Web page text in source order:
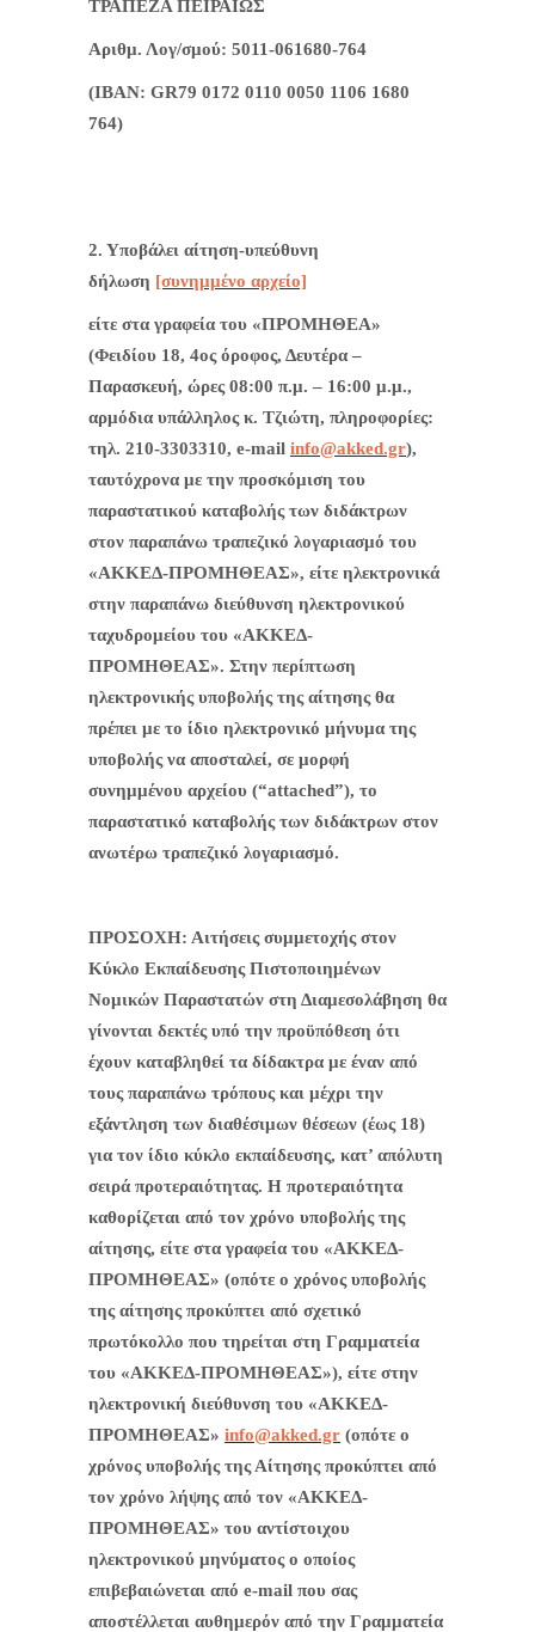
ΤΡΑΠΕΖΑ ΠΕΙΡΑΙΩΣ
Αριθμ. Λογ/σμού: 5011-061680-764
(ΙΒΑΝ: GR79 0172 0110 0050 1106 1680
764)
2. Υποβάλει αίτηση-υπεύθυνη
δήλωση [συνημμένο αρχείο]
είτε στα γραφεία του «ΠΡΟΜΗΘΕΑ»
(Φειδίου 18, 4ος όροφος, Δευτέρα –
Παρασκευή, ώρες 08:00 π.μ. – 16:00 μ.μ.,
αρμόδια υπάλληλος κ. Τζιώτη, πληροφορίες:
τηλ. 210-3303310, e-mail info@akked.gr),
ταυτόχρονα με την προσκόμιση του
παραστατικού καταβολής των διδάκτρων
στον παραπάνω τραπεζικό λογαριασμό του
«ΑΚΚΕΔ-ΠΡΟΜΗΘΕΑΣ», είτε ηλεκτρονικά
στην παραπάνω διεύθυνση ηλεκτρονικού
ταχυδρομείου του «ΑΚΚΕΔ-
ΠΡΟΜΗΘΕΑΣ». Στην περίπτωση
ηλεκτρονικής υποβολής της αίτησης θα
πρέπει με το ίδιο ηλεκτρονικό μήνυμα της
υποβολής να αποσταλεί, σε μορφή
συνημμένου αρχείου (“attached”), το
παραστατικό καταβολής των διδάκτρων στον
ανωτέρω τραπεζικό λογαριασμό.
ΠΡΟΣΟΧΗ: Αιτήσεις συμμετοχής στον
Κύκλο Εκπαίδευσης Πιστοποιημένων
Νομικών Παραστατών στη Διαμεσολάβηση θα
γίνονται δεκτές υπό την προϋπόθεση ότι
έχουν καταβληθεί τα δίδακτρα με έναν από
τους παραπάνω τρόπους και μέχρι την
εξάντληση των διαθέσιμων θέσεων (έως 18)
για τον ίδιο κύκλο εκπαίδευσης, κατ’ απόλυτη
σειρά προτεραιότητας. Η προτεραιότητα
καθορίζεται από τον χρόνο υποβολής της
αίτησης, είτε στα γραφεία του «ΑΚΚΕΔ-
ΠΡΟΜΗΘΕΑΣ» (οπότε ο χρόνος υποβολής
της αίτησης προκύπτει από σχετικό
πρωτόκολλο που τηρείται στη Γραμματεία
του «ΑΚΚΕΔ-ΠΡΟΜΗΘΕΑΣ»), είτε στην
ηλεκτρονική διεύθυνση του «ΑΚΚΕΔ-
ΠΡΟΜΗΘΕΑΣ» info@akked.gr (οπότε ο
χρόνος υποβολής της Αίτησης προκύπτει από
τον χρόνο λήψης από τον «ΑΚΚΕΔ-
ΠΡΟΜΗΘΕΑΣ» του αντίστοιχου
ηλεκτρονικού μηνύματος ο οποίος
επιβεβαιώνεται από e-mail που σας
αποστέλλεται αυθημερόν από την Γραμματεία